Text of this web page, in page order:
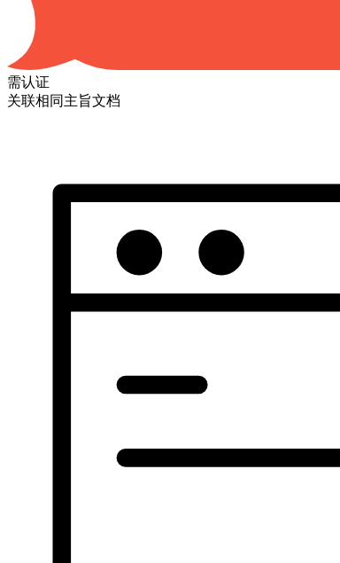
需认证
关联相同主旨文档